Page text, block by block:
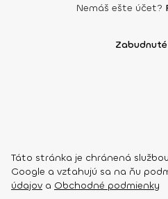
Nemáš ešte účet?
Táto stránka je chránená
Google a vzťahujú sa na ňu
údajov a Obchodné podmienky